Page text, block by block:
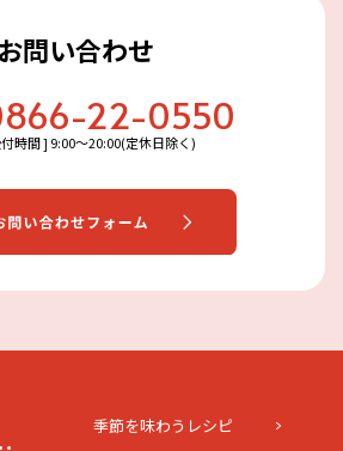
お問い合わせ
22-0550
時間 ] 9:00〜20:00(定休日除く)
季節を味わうレシピ